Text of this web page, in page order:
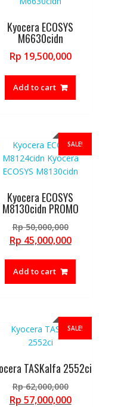
Kyocera ECOSYS
M6630cidn
Rp 19,500,000
Add to cart
SALE!
Kyocera ECOSYS
M8130cidn PROMO
Rp50,000,000Original
price
Rp 45,000,000Current
Add to cart
SALE!
TASKalfa 2552ci
Rp62,000,000Original
price
Rp 57,000,000Current